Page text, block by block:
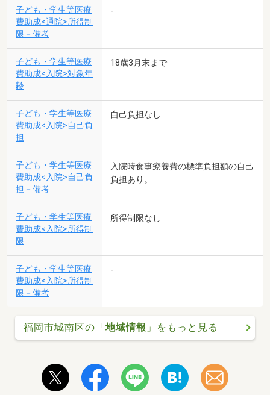
子ども・学生等医療
費助成<通院>所得制
限－備考
-
子ども・学生等医療
費助成<入院>対象年
齢
18歳3月末まで
子ども・学生等医療
費助成<入院>自己負
担
自己負担なし
子ども・学生等医療
費助成<入院>自己負
担－備考
入院時食事療養費の標準負担額の自己
負担あり。
子ども・学生等医療
費助成<入院>所得制
限
所得制限なし
子ども・学生等医療
費助成<入院>所得制
限－備考
-
福岡市城南区の「地域情報 」をもっと見る